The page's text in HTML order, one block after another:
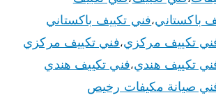
باكستاني،فني تكييف باكستاني
تكييف مركزي،فني تكييف مركزي
تكييف هندي،فني تكييف هندي
صيانة مكيفات رخيص